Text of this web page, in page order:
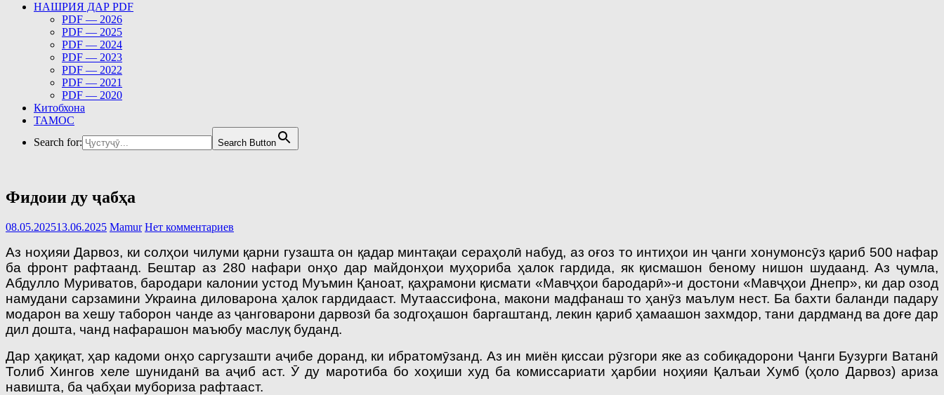
НАШРИЯ ДАР PDF
PDF — 2026
PDF — 2025
PDF — 2024
PDF — 2023
PDF — 2022
PDF — 2021
PDF — 2020
Китобхона
ТАМОС
Search for:
Search Button
Фидоии ду ҷабҳа
08.05.202513.06.2025 Mamur Нет комментариев
Аз ноҳияи Дарвоз, ки солҳои чилуми қарни гузашта он қадар минтақаи сераҳолӣ набуд, аз оғоз то интиҳои ин ҷанги хонумонсӯз қариб 500 нафар
ба фронт рафтаанд. Бештар аз 280 нафари онҳо дар майдонҳои муҳориба ҳалок гардида, як қисмашон беному нишон шудаанд. Аз ҷумла,
Абдулло Муриватов, бародари калонии устод Муъмин Қаноат, қаҳрамони қисмати «Мавҷҳои бародарӣ»-и достони «Мавҷҳои Днепр», ки дар озод
намудани сарзамини Украина диловарона ҳалок гардидааст. Мутаассифона, макони мадфанаш то ҳанӯз маълум нест. Ба бахти баланди падару
модарон ва хешу таборон чанде аз ҷанговарони дарвозӣ ба зодгоҳашон баргаштанд, лекин қариб ҳамаашон захмдор, тани дардманд ва доғе дар
дил дошта, чанд нафарашон маъюбу маслуқ буданд.
Дар ҳақиқат, ҳар кадоми онҳо саргузашти аҷибе доранд, ки ибратомӯзанд. Аз ин миён қиссаи рӯзгори яке аз собиқадорони Ҷанги Бузурги Ватанӣ
Толиб Хингов хеле шуниданӣ ва аҷиб аст. Ӯ ду маротиба бо хоҳиши худ ба комиссариати ҳарбии ноҳияи Қалъаи Хумб (ҳоло Дарвоз) ариза
навишта, ба ҷабҳаи мубориза рафтааст.